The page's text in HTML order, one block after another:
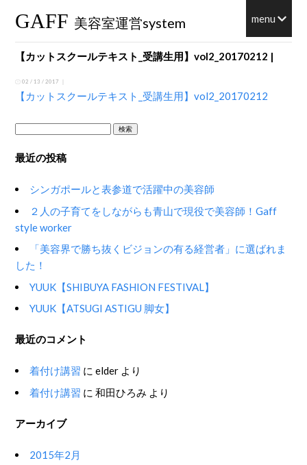
GAFF 美容室運営system menu
【カットスクールテキスト_受講生用】vol2_20170212 |
02 / 13 / 2017 ｜
【カットスクールテキスト_受講生用】vol2_20170212
検
索:
最近の投稿
シンガポールと表参道で活躍中の美容師
２人の子育てをしながらも青山で現役で美容師！Gaff
style worker
「美容界で勝ち抜くビジョンの有る経営者」に選ばれま
した！
YUUK【SHIBUYA FASHION FESTIVAL】
YUUK【ATSUGI ASTIGU 脚女】
最近のコメント
着付け講習 にelder より
着付け講習 に和田ひろみ より
アーカイブ
2015年2月